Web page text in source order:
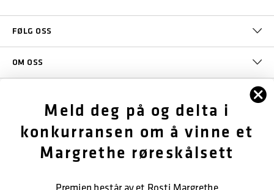
FØLG OSS
OM OSS
KONTAKT OSS
Meld deg på og delta i
konkurransen om å vinne et
Margrethe røreskålsett